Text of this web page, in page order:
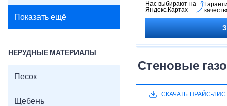
Показать ещё
НЕРУДНЫЕ МАТЕРИАЛЫ
Песок
Щебень
Нас выбирают на
Яндекс.Картах
Стеновые
СКАЧАТЬ ПРАЙС-